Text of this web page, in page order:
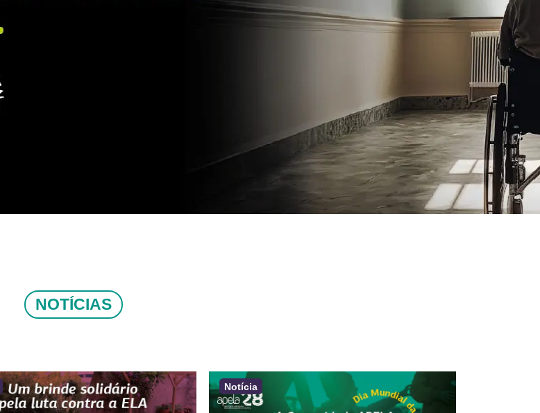
NOTÍCIAS
Notícia